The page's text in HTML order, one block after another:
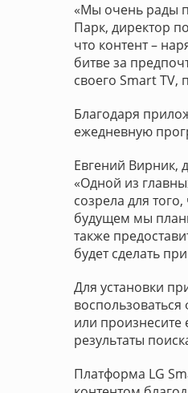
«Мы очень рады
Парк, директор
что контент –
битве за
своего Smart
Благодаря
ежедневную
Евгений Вирник,
«Одной из
созрела для
будущем мы
также
будет сделать
Для установки
или произнесите
результаты
Платформа LG